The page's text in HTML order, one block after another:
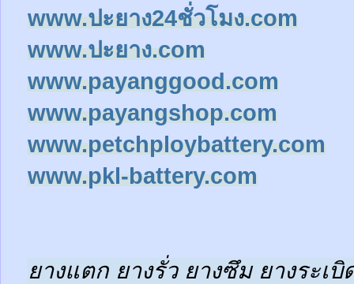
www.ปะยาง24ชั่วโมง.com
www.ปะยาง.com
www.payanggood.com
www.payangshop.com
www.petchploybattery.com
www.pkl-battery.com
ยางแตก ยางรั่ว ยางซึม ยางระเบิ